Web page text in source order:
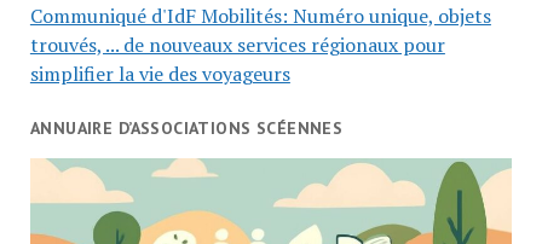
Communiqué d'IdF Mobilités: Numéro unique, objets
trouvés, ... de nouveaux services régionaux pour
simplifier la vie des voyageurs
ANNUAIRE D’ASSOCIATIONS SCÉENNES